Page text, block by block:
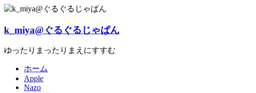
Skip
content
k_miya@ぐるぐるじゃぱん
ゆったりまったりまえにすすむ
ホーム
Apple
Nazo